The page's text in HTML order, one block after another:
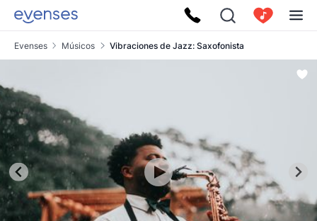
Evenses Músicos Vibraciones de Jazz: Saxofonista